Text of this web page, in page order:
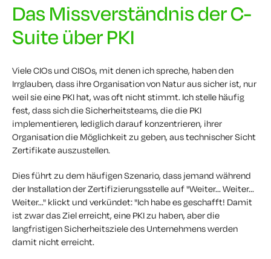
Das Missverständnis der C-
Suite über PKI
Viele CIOs und CISOs, mit denen ich spreche, haben den
Irrglauben, dass ihre Organisation von Natur aus sicher ist, nur
weil sie eine PKI hat, was oft nicht stimmt. Ich stelle häufig
fest, dass sich die Sicherheitsteams, die die PKI
implementieren, lediglich darauf konzentrieren, ihrer
Organisation die Möglichkeit zu geben, aus technischer Sicht
Zertifikate auszustellen.
Dies führt zu dem häufigen Szenario, dass jemand während
der Installation der Zertifizierungsstelle auf "Weiter... Weiter...
Weiter..." klickt und verkündet: "Ich habe es geschafft! Damit
ist zwar das Ziel erreicht, eine PKI zu haben, aber die
langfristigen Sicherheitsziele des Unternehmens werden
damit nicht erreicht.